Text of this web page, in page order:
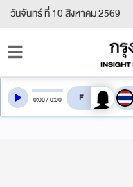
วันจันทร์ ที่ 10 สิงหาคม 2569
0:00/0:00 สลับเสียงอ่าน